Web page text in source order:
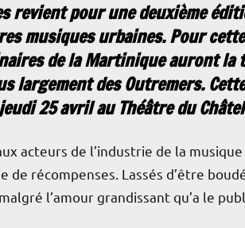
revient pour une deuxième
musiques urbaines. Pour
de la Martinique auront la
largement des Outremers.
25 avril au Théâtre du
acteurs de l’industrie de la
récompenses. Lassés d’être
l’amour grandissant qu’a le